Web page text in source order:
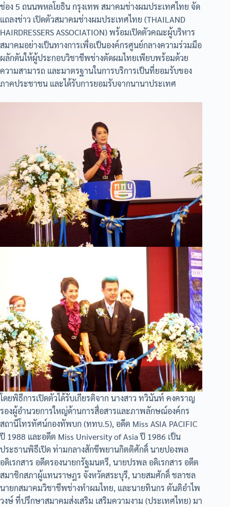
ช่อง 5 ถนนพหลโยธิน กรุงเทพ สมาคมช่างผมประเทศไทย จัด
แถลงข่าว เปิดตัวสมาคมช่างผมประเทศไทย (THAILAND
HAIRDRESSERS ASSOCIATION) พร้อมเปิดตัวคณะผู้บริหาร
สมาคมอย่างเป็นทางการเพื่อเป็นองค์กรศูนย์กลางความร่วมมือ
ผลักดันให้ผู้ประกอบวิชาชีพช่างตัดผมไทยเพียบพร้อมด้วย
ความสามารถ และมาตรฐานในการบริการเป็นที่ยอมรับของ
ภาคประชาชน และได้รับการยอมรับจากนานาประเทศ
โดยพิธีการเปิดตัวได้รับเกียรติจาก นางสาว ทวินันท์ คงคราญ
รองผู้อำนวยการใหญ่ด้านการสื่อสารและภาพลักษณ์องค์กร
สถานีโทรทัศน์กองทัพบก (ททบ.5), อดีต Miss ASIA PACIFIC
ปี 1988 และอดีต Miss University of Asia ปี 1986 เป็น
ประธานพิธีเปิด ท่ามกลางสักขีพยานกิตติศักดิ์ นายปองพล
อดิเรกสาร อดีตรองนายกรัฐมนตรี, นายปรพล อดิเรกสาร อดีต
สมาชิกสภาผู้แทนราษฎร จังหวัดสระบุรี, นายสมศักดิ์ ชลาชล
นายกสมาคมวิชาชีพช่างทำผมไทย, และนายทินกร ตันติอำไพ
วงษ์ ที่ปรึกษาสมาคมส่งเสริม เสริมความงาม (ประเทศไทย) มา